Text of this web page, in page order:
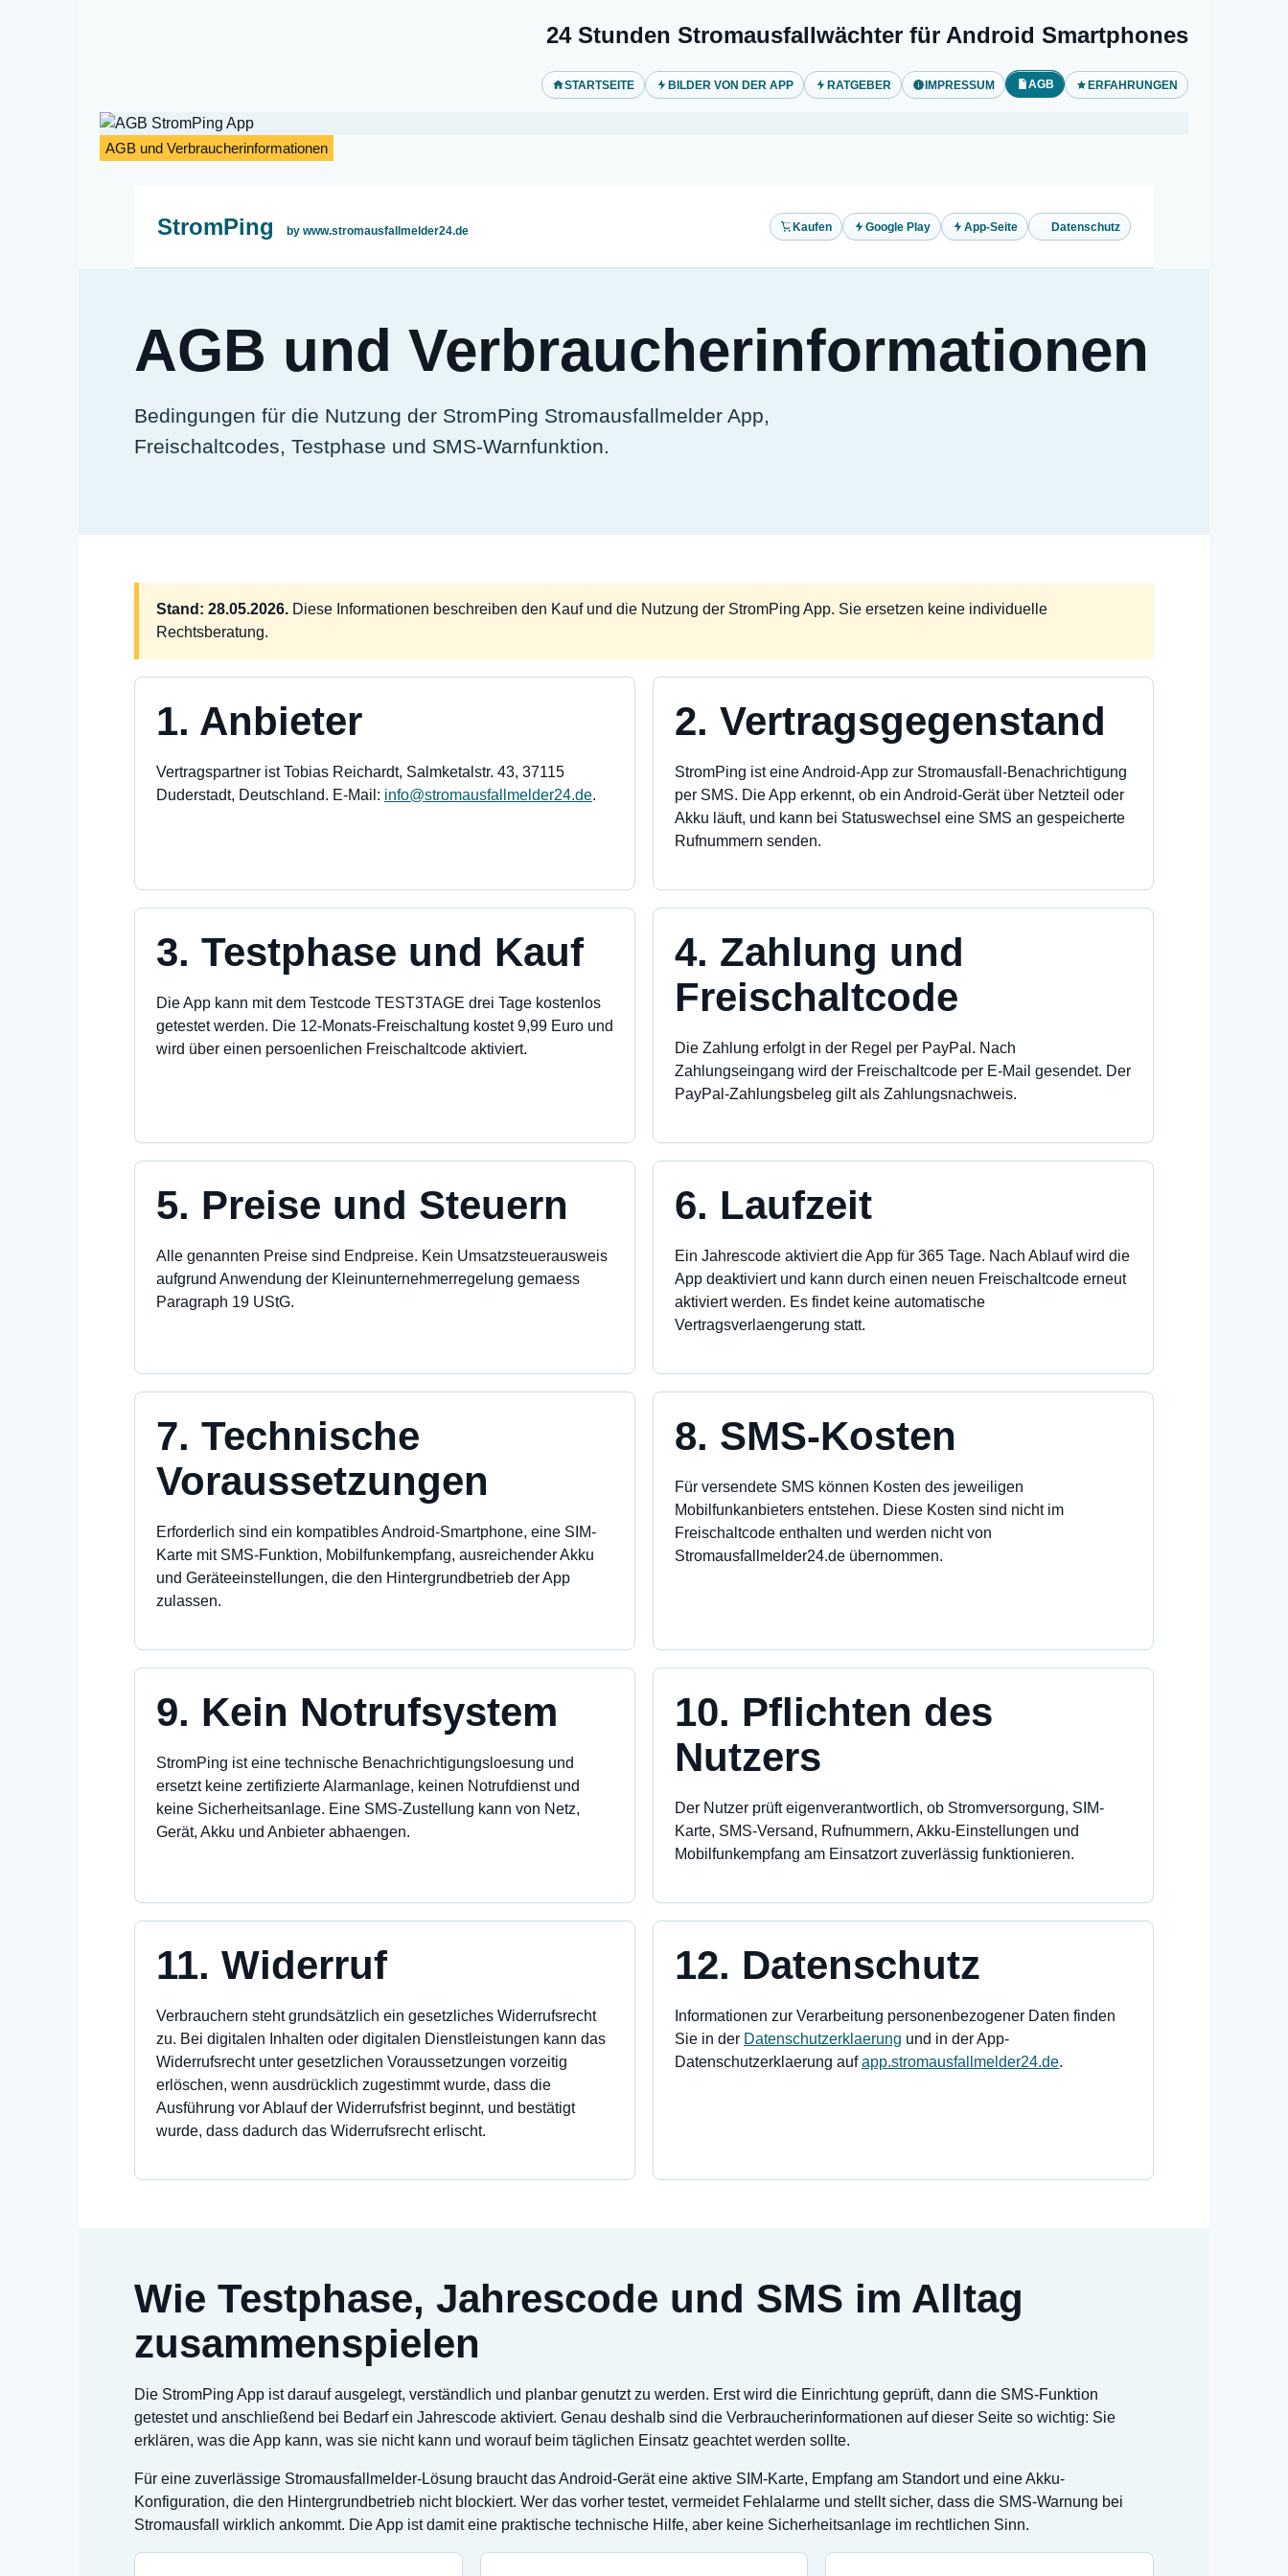
24 Stunden Stromausfallwächter für Android Smartphones
STARTSEITE BILDER VON DER APP RATGEBER IMPRESSUM AGB ERFAHRUNGEN
AGB und Verbraucherinformationen
StromPing by www.stromausfallmelder24.de Kaufen Google Play App-Seite Datenschutz
AGB und Verbraucherinformationen
Bedingungen für die Nutzung der StromPing Stromausfallmelder App,
Freischaltcodes, Testphase und SMS-Warnfunktion.
Stand: 28.05.2026. Diese Informationen beschreiben den Kauf und die Nutzung der StromPing App. Sie ersetzen keine individuelle
Rechtsberatung.
1. Anbieter
Vertragspartner ist Tobias Reichardt, Salmketalstr. 43, 37115
Duderstadt, Deutschland. E-Mail: info@stromausfallmelder24.de.
2. Vertragsgegenstand
StromPing ist eine Android-App zur Stromausfall-Benachrichtigung
per SMS. Die App erkennt, ob ein Android-Gerät über Netzteil oder
Akku läuft, und kann bei Statuswechsel eine SMS an gespeicherte
Rufnummern senden.
3. Testphase und Kauf
Die App kann mit dem Testcode TEST3TAGE drei Tage kostenlos
getestet werden. Die 12-Monats-Freischaltung kostet 9,99 Euro und
wird über einen persoenlichen Freischaltcode aktiviert.
4. Zahlung und
Freischaltcode
Die Zahlung erfolgt in der Regel per PayPal. Nach
Zahlungseingang wird der Freischaltcode per E-Mail gesendet. Der
PayPal-Zahlungsbeleg gilt als Zahlungsnachweis.
5. Preise und Steuern
Alle genannten Preise sind Endpreise. Kein Umsatzsteuerausweis
aufgrund Anwendung der Kleinunternehmerregelung gemaess
Paragraph 19 UStG.
6. Laufzeit
Ein Jahrescode aktiviert die App für 365 Tage. Nach Ablauf wird die
App deaktiviert und kann durch einen neuen Freischaltcode erneut
aktiviert werden. Es findet keine automatische
Vertragsverlaengerung statt.
7. Technische
Voraussetzungen
Erforderlich sind ein kompatibles Android-Smartphone, eine SIM-
Karte mit SMS-Funktion, Mobilfunkempfang, ausreichender Akku
und Geräteeinstellungen, die den Hintergrundbetrieb der App
zulassen.
8. SMS-Kosten
Für versendete SMS können Kosten des jeweiligen
Mobilfunkanbieters entstehen. Diese Kosten sind nicht im
Freischaltcode enthalten und werden nicht von
Stromausfallmelder24.de übernommen.
9. Kein Notrufsystem
StromPing ist eine technische Benachrichtigungsloesung und
ersetzt keine zertifizierte Alarmanlage, keinen Notrufdienst und
keine Sicherheitsanlage. Eine SMS-Zustellung kann von Netz,
Gerät, Akku und Anbieter abhaengen.
10. Pflichten des
Nutzers
Der Nutzer prüft eigenverantwortlich, ob Stromversorgung, SIM-
Karte, SMS-Versand, Rufnummern, Akku-Einstellungen und
Mobilfunkempfang am Einsatzort zuverlässig funktionieren.
11. Widerruf
Verbrauchern steht grundsätzlich ein gesetzliches Widerrufsrecht
zu. Bei digitalen Inhalten oder digitalen Dienstleistungen kann das
Widerrufsrecht unter gesetzlichen Voraussetzungen vorzeitig
erlöschen, wenn ausdrücklich zugestimmt wurde, dass die
Ausführung vor Ablauf der Widerrufsfrist beginnt, und bestätigt
wurde, dass dadurch das Widerrufsrecht erlischt.
12. Datenschutz
Informationen zur Verarbeitung personenbezogener Daten finden
Sie in der Datenschutzerklaerung und in der App-
Datenschutzerklaerung aufapp.stromausfallmelder24.de.
Wie Testphase, Jahrescode und SMS im Alltag
zusammenspielen
Die StromPing App ist darauf ausgelegt, verständlich und planbar genutzt zu werden. Erst wird die Einrichtung geprüft, dann die SMS-Funktion
getestet und anschließend bei Bedarf ein Jahrescode aktiviert. Genau deshalb sind die Verbraucherinformationen auf dieser Seite so wichtig: Sie
erklären, was die App kann, was sie nicht kann und worauf beim täglichen Einsatz geachtet werden sollte.
Für eine zuverlässige Stromausfallmelder-Lösung braucht das Android-Gerät eine aktive SIM-Karte, Empfang am Standort und eine Akku-
Konfiguration, die den Hintergrundbetrieb nicht blockiert. Wer das vorher testet, vermeidet Fehlalarme und stellt sicher, dass die SMS-Warnung bei
Stromausfall wirklich ankommt. Die App ist damit eine praktische technische Hilfe, aber keine Sicherheitsanlage im rechtlichen Sinn.